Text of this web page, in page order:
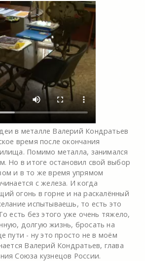
в металле Валерий Кондратьев
время после окончания
Помимо металла, занимался
Но в итоге остановил свой выбор
и в то же время упрямом
с железа. И когда
огонь в горне и на раскалённый
испытываешь, то есть это
есть без этого уже очень тяжело,
долгую жизнь, бросать на
пути - ну это просто не в моём
Валерий Кондратьев, глава
Союза кузнецов России.